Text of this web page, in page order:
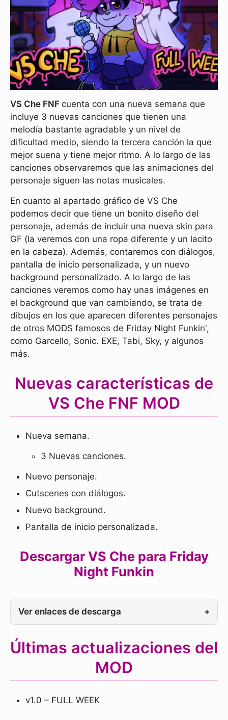
VS Che FNF cuenta con una nueva semana que
incluye 3 nuevas canciones que tienen una
melodía bastante agradable y un nivel de
dificultad medio, siendo la tercera canción la que
mejor suena y tiene mejor ritmo. A lo largo de las
canciones observaremos que las animaciones del
personaje siguen las notas musicales.
En cuanto al apartado gráfico de VS Che
podemos decir que tiene un bonito diseño del
personaje, además de incluir una nueva skin para
GF (la veremos con una ropa diferente y un lacito
en la cabeza). Además, contaremos con diálogos,
pantalla de inicio personalizada, y un nuevo
background personalizado. A lo largo de las
canciones veremos como hay unas imágenes en
el background que van cambiando, se trata de
dibujos en los que aparecen diferentes personajes
de otros MODS famosos de Friday Night Funkin',
como Garcello, Sonic. EXE, Tabi, Sky, y algunos
más.
Nuevas características de
VS Che FNF MOD
Nueva semana.
3 Nuevas canciones.
Nuevo personaje.
Cutscenes con diálogos.
Nuevo background.
Pantalla de inicio personalizada.
Descargar VS Che para Friday
Night Funkin
Ver enlaces de descarga +
Últimas actualizaciones del
MOD
v1.0 – FULL WEEK